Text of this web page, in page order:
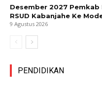
Desember 2027
RSUD Kabanjahe Ke
9 Agustus 2026
PENDIDIKAN